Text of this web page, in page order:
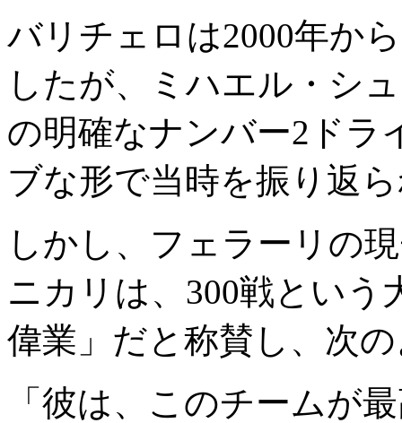
バリチェロは2000年か
したが、ミハエル・シ
の明確なナンバー2ドラ
ブな形で当時を振り返
しかし、フェラーリの
ニカリは、300戦という
偉業」だと称賛し、次
「彼は、このチームが